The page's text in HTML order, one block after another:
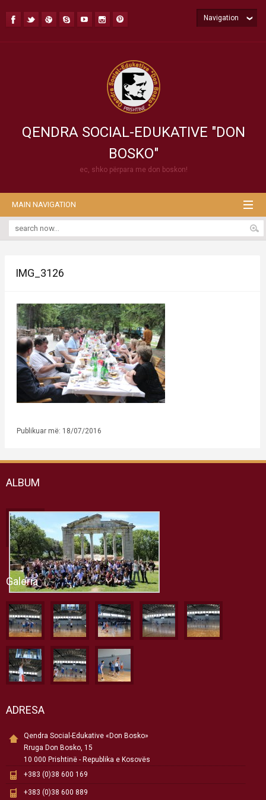
QENDRA SOCIAL-EDUKATIVE "DON
BOSKO"
ec, shko përpara me don boskon!
Navigation
MAIN NAVIGATION
IMG_3126
Publikuar më: 18/07/2016
ALBUM
Galeria
ADRESA
Qendra Social-Edukative «Don Bosko»
Rruga Don Bosko, 15
10 000 Prishtinë - Republika e Kosovës
+383 (0)38 600 169
+383 (0)38 600 889